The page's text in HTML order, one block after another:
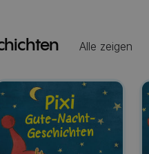
Alle zeigen